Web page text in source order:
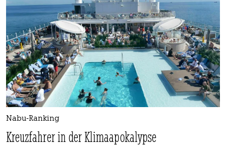
Nabu-Ranking
Kreuzfahrer in der Klimaapokalypse